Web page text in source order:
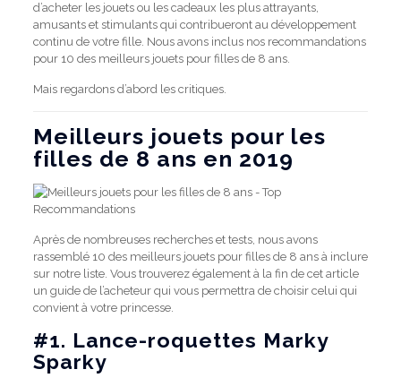
d’acheter les jouets ou les cadeaux les plus attrayants,
amusants et stimulants qui contribueront au développement
continu de votre fille. Nous avons inclus nos recommandations
pour 10 des meilleurs jouets pour filles de 8 ans.
Mais regardons d’abord les critiques.
Meilleurs jouets pour les
filles de 8 ans en 2019
Après de nombreuses recherches et tests, nous avons
rassemblé 10 des meilleurs jouets pour filles de 8 ans à inclure
sur notre liste. Vous trouverez également à la fin de cet article
un guide de l’acheteur qui vous permettra de choisir celui qui
convient à votre princesse.
#1. Lance-roquettes Marky
Sparky